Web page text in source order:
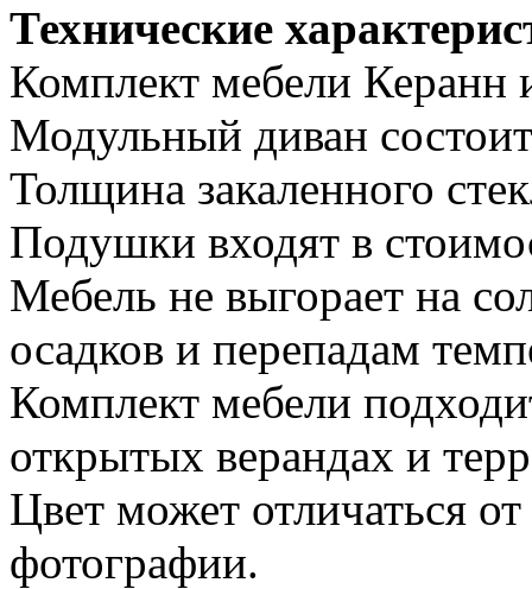
Технические
Комплект мебели Керанн
Модульный диван
Толщина закаленного
Подушки входят в
Мебель не выгорает на
осадков и перепадам
Комплект мебели
открытых верандах и
Цвет может отличаться
фотографии.